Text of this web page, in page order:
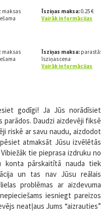
maksas
Īsziņas maksa:0.25 €
Vairāk informācijas
maksas
Īsziņas maksa:
īsziņas cena
Vairāk informācijas
godīgi! Ja Jūs norādīsiet
Daudzi aizdevēji fiksē
riskē ar savu naudu, aizdodot
atmaksāt Jūsu izvēlētās
tie pieprasa izdruku no
konta pārskaitītā nauda tiek
un tas nav Jūsu reālais
problēmas ar aizdevuma
iesniegt pareizos
neatļaus Jums “aizrauties”